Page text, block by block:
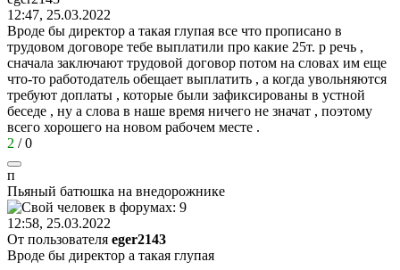
12:47, 25.03.2022
Вроде бы директор а такая глупая все что прописано в
трудовом договоре тебе выплатили про какие 25т. р речь ,
сначала заключают трудовой договор потом на словах им еще
что-то работодатель обещает выплатить , а когда увольняются
требуют доплаты , которые были зафиксированы в устной
беседе , ну а слова в наше время ничего не значат , поэтому
всего хорошего на новом рабочем месте .
2 /0
п
Пьяный батюшка на внедорожнике
12:58, 25.03.2022
От пользователя еger2143
Вроде бы директор а такая глупая